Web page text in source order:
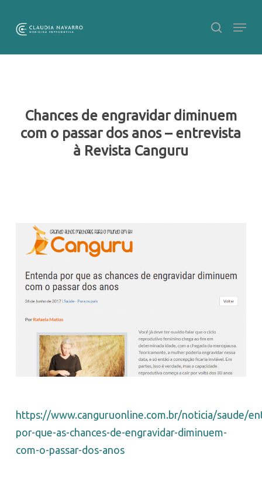
main
Chances de engravidar diminuem
com o passar dos anos – entrevista
à Revista Canguru
https://www.canguruonline.com.br/noticia/saude/
por-que-as-chances-de-engravidar-diminuem-
com-o-passar-dos-anos